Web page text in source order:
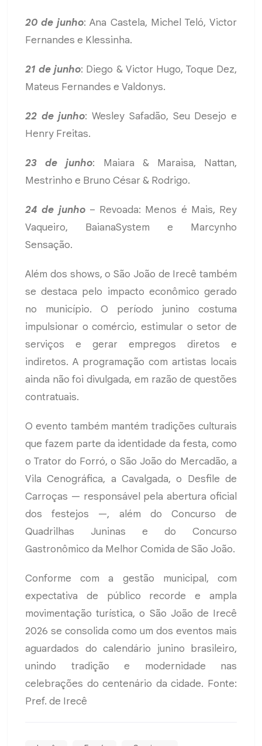
20 de junho: Ana Castela, Michel Teló, Victor
Fernandes e Klessinha.
21 de junho: Diego & Victor Hugo, Toque Dez,
Mateus Fernandes e Valdonys.
22 de junho: Wesley Safadão, Seu Desejo e
Henry Freitas.
23 de junho: Maiara & Maraisa, Nattan,
Mestrinho e Bruno César & Rodrigo.
24 de junho– Revoada: Menos é Mais, Rey
Vaqueiro, BaianaSystem e Marcynho
Sensação.
Além dos shows, o São João de Irecê também
se destaca pelo impacto econômico gerado
no município. O período junino costuma
impulsionar o comércio, estimular o setor de
serviços e gerar empregos diretos e
indiretos. A programação com artistas locais
ainda não foi divulgada, em razão de questões
contratuais.
O evento também mantém tradições culturais
que fazem parte da identidade da festa, como
o Trator do Forró, o São João do Mercadão, a
Vila Cenográfica, a Cavalgada, o Desfile de
Carroças — responsável pela abertura oficial
dos festejos —, além do Concurso de
Quadrilhas Juninas e do Concurso
Gastronômico da Melhor Comida de São João.
Conforme com a gestão municipal, com
expectativa de público recorde e ampla
movimentação turística, o São João de Irecê
2026 se consolida como um dos eventos mais
aguardados do calendário junino brasileiro,
unindo tradição e modernidade nas
celebrações do centenário da cidade. Fonte:
Pref. de Irecê